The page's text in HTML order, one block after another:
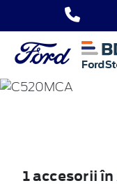
1 accesorii